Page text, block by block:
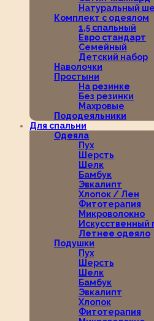
Натуральный
Комплект с одеялом
1,5 спальный
Евро стандарт
Семейный
Детский набор
Наволочки
Простыни
На резинке
Без резинки
Махровые
Пододеяльники
Для спальни
Одеяла
Пух
Шерсть
Шелк
Бамбук
Эвкалипт
Хлопок / Лен
Фитотерапия
Микроволокно
Искусственный
Летнее одеяло
Подушки
Пух
Шерсть
Шелк
Бамбук
Эвкалипт
Хлопок
Фитотерапия